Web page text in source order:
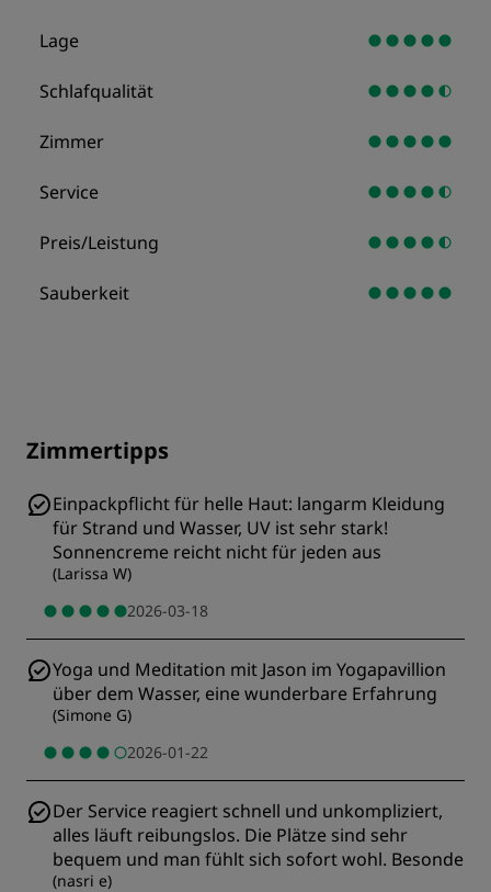
Lage
Schlafqualität
Zimmer
Service
Preis/Leistung
Sauberkeit
Zimmertipps
Einpackpflicht für helle Haut: langarm Kleidung
für Strand und Wasser, UV ist sehr stark!
Sonnencreme reicht nicht für jeden aus
(Larissa W)
2026-03-18
Yoga und Meditation mit Jason im Yogapavillion
über dem Wasser, eine wunderbare Erfahrung
(Simone G)
2026-01-22
Der Service reagiert schnell und unkompliziert,
alles läuft reibungslos. Die Plätze sind sehr
bequem und man fühlt sich sofort wohl. Besonde
(nasri e)